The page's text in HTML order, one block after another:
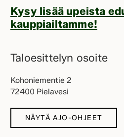
Kysy lisää upeista
kauppiailtamme!
Taloesittelyn osoite
Kohoniementie 2
72400 Pielavesi
NÄYTÄ AJO-OHJEET